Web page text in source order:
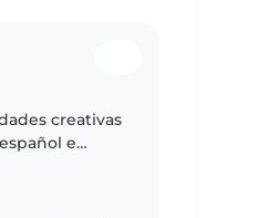
creativas
e